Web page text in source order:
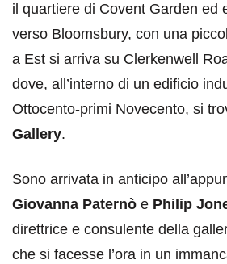
il quartiere di Covent Garden ed
verso Bloomsbury, con una
a Est si arriva su Clerkenwell
dove, all’interno di un edificio
Ottocento-primi Novecento, si
Gallery.
Sono arrivata in anticipo
Giovanna Paternò e Philip
direttrice e consulente della
che si facesse l’ora in un